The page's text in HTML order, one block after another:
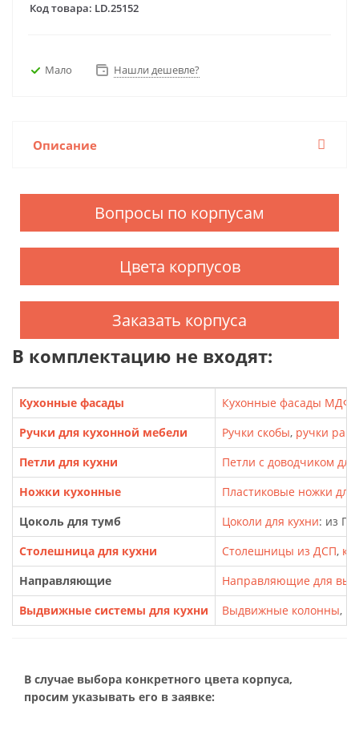
Код товара: LD.25152
Мало Нашли дешевле?
Описание
Вопросы по корпусам
Цвета корпусов
Заказать корпуса
В комплектацию не входят:
Кухонные фасады Кухонные фасады МДФ
Ручки для кухонной мебели
Ручки скобы, ручки
Петли для кухни
Петли с доводчиком для
Ножки кухонные
Пластиковые ножки
Цоколь для тумб
Цоколи для кухни: из
Столешница для кухни
Столешницы из ДСП,
Направляющие
Направляющие для
Выдвижные системы для кухни
Выдвижные колонны,
В случае выбора конкретного цвета корпуса,
просим указывать его в заявке: